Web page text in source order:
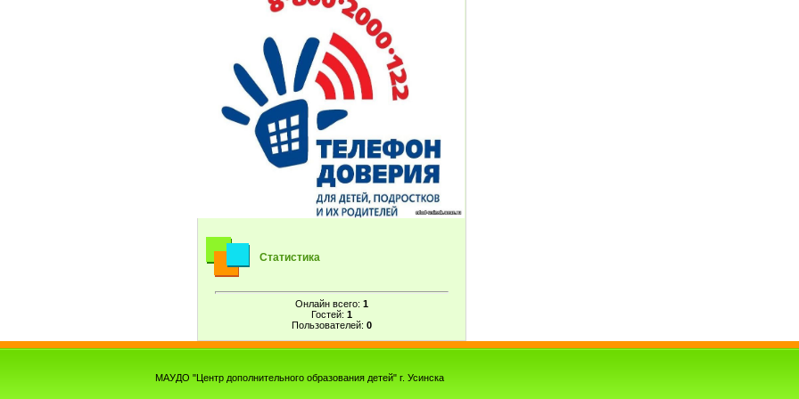
Статистика
Онлайн всего: 1
Гостей: 1
Пользователей: 0
МАУДО "Центр дополнительного образования детей" г. Усинска